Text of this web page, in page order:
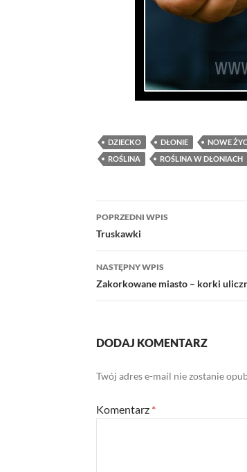
DZIECKO DŁONIE NOWE
ROŚLINA
ROŚLINA W DŁONIACH
Nawigacja
wpisu
POPRZEDNI WPIS
Truskawki
NASTĘPNY WPIS
Zakorkowane miasto – korki
DODAJ KOMENTARZ
Twój adres e-mail nie zostanie
Komentarz *